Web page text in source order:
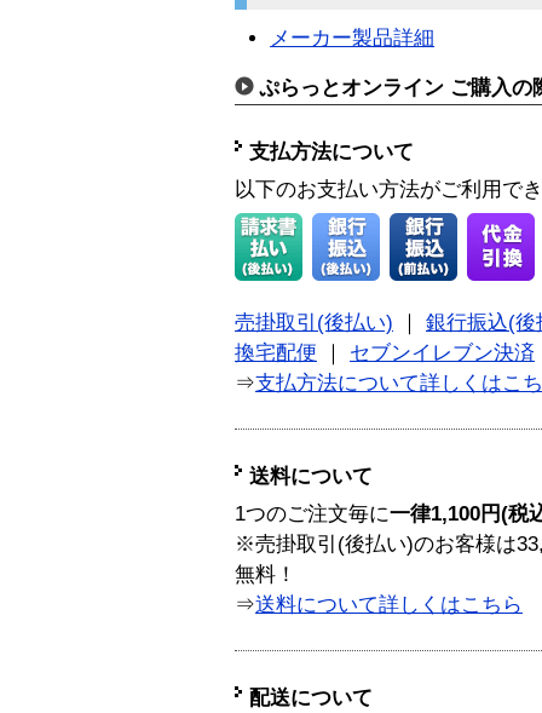
メーカー製品詳細
ぷらっとオンライン ご購入の
支払方法について
以下のお支払い方法がご利用で
売掛取引(後払い)
銀行振込(後
換宅配便
セブンイレブン決済
⇒支払方法について詳しくはこ
送料について
1つのご注文毎に一律1,100円(税
※売掛取引(後払い)のお客様は
無料！
⇒送料について詳しくはこちら
配送について